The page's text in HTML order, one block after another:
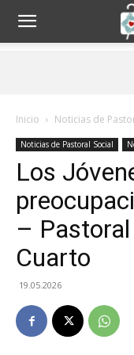
Inicio Noticias de
Noticias de Pastoral Social
Los
– Pastoral
Cuarto
19.05.2026